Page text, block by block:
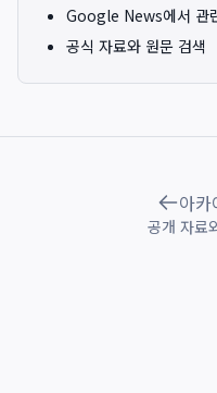
Google News에서 관
공식 자료와 원문 검색
아카
공개 자료